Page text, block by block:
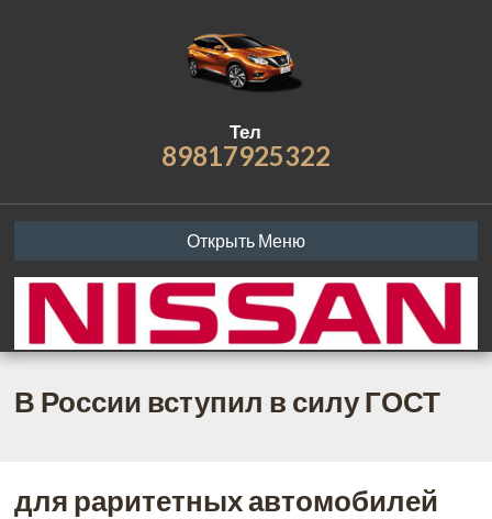
Тел
89817925322
Открыть Меню
В России вступил в силу ГОСТ
для раритетных автомобилей